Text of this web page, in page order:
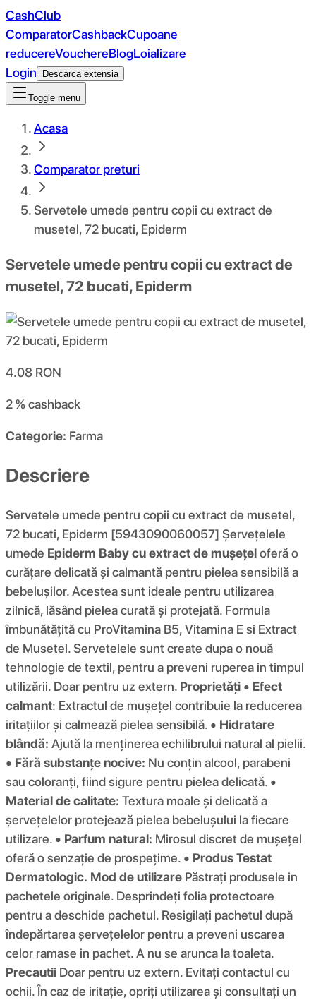
CashClub
ComparatorCashbackCupoane
reducereVouchereBlogLoializare
Login
Descarca extensia
Toggle menu
Acasa
Comparator preturi
Servetele umede pentru copii cu extract de
musetel, 72 bucati, Epiderm
Servetele umede pentru copii cu extract de
musetel, 72 bucati, Epiderm
4.08 RON
2 %cashback
Categorie: Farma
Descriere
Servetele umede pentru copii cu extract de musetel,
72 bucati, Epiderm [5943090060057] Șervețelele
umede Epiderm Baby cu extract de mușețeloferă o
curățare delicată și calmantă pentru pielea sensibilă a
bebelușilor. Acestea sunt ideale pentru utilizarea
zilnică, lăsând pielea curată și protejată. Formula
îmbunătățită cu ProVitamina B5, Vitamina E si Extract
de Musetel. Servetelele sunt create dupa o nouă
tehnologie de textil, pentru a preveni ruperea in timpul
utilizării. Doar pentru uz extern. Proprietăți • Efect
calmant: Extractul de mușețel contribuie la reducerea
iritațiilor și calmează pielea sensibilă. • Hidratare
blândă: Ajută la menținerea echilibrului natural al pielii.
• Fără substanțe nocive: Nu conțin alcool, parabeni
sau coloranți, fiind sigure pentru pielea delicată. •
Material de calitate: Textura moale și delicată a
șervețelelor protejează pielea bebelușului la fiecare
utilizare. • Parfum natural: Mirosul discret de mușețel
oferă o senzație de prospețime. • Produs Testat
Dermatologic. Mod de utilizare Păstrați produsele in
pachetele originale. Desprindeți folia protectoare
pentru a deschide pachetul. Resigilați pachetul după
îndepărtarea șervețelelor pentru a preveni uscarea
celor ramase in pachet. A nu se arunca la toaleta.
Precautii Doar pentru uz extern. Evitați contactul cu
ochii. În caz de iritație, opriți utilizarea și consultați un